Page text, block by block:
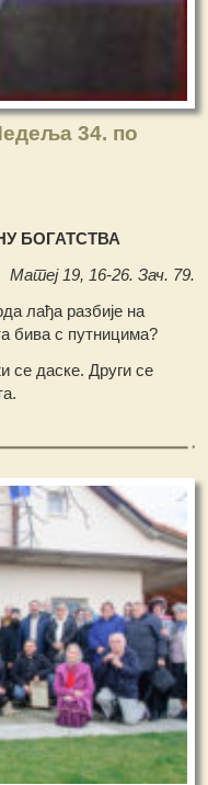
34. по
БОГАТСТВА
Матеј 19, 16-26. Зач. 79.
лађа разбије на
бива с путницима?
се даске. Други се